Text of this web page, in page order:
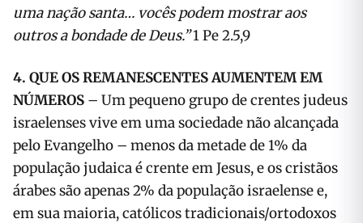
uma nação santa… vocês podem mostrar aos
outros a bondade de Deus.”1 Pe 2.5,9
4. QUE OS REMANESCENTES AUMENTEM EM
NÚMEROS – Um pequeno grupo de crentes judeus
israelenses vive em uma sociedade não alcançada
pelo Evangelho – menos da metade de 1% da
população judaica é crente em Jesus, e os cristãos
árabes são apenas 2% da população israelense e,
em sua maioria, católicos tradicionais/ortodoxos